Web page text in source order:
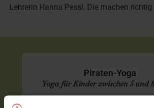
Lehrerin Hanna Pessl. Die machen richtig
Piraten-Yoga
Yoga für Kinder zwischen 5 und